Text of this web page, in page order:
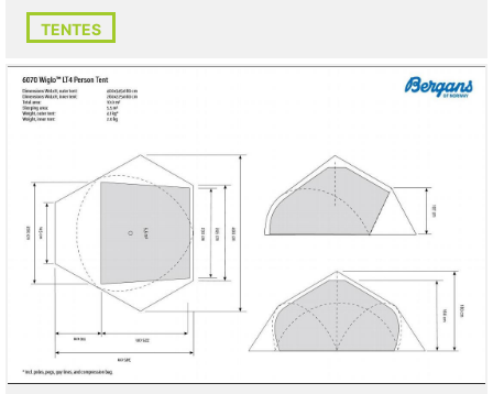
TENTES
LIRE L'ARTICLE